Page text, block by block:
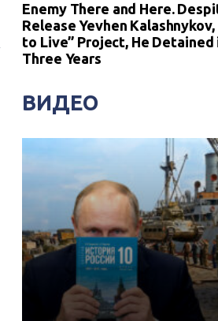
Enemy There and Here.
Release Yevhen
to Live” Project, He Detained
Three Years
ВИДЕО